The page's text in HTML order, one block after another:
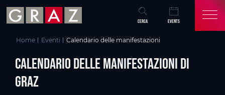
Vai al contenuto principale
Vai all'indice
Vai alla navigazione principale
CERCA EVENTS
Home Eventi Calendario delle manifestazioni
Calendario delle manifestazioni di
Graz